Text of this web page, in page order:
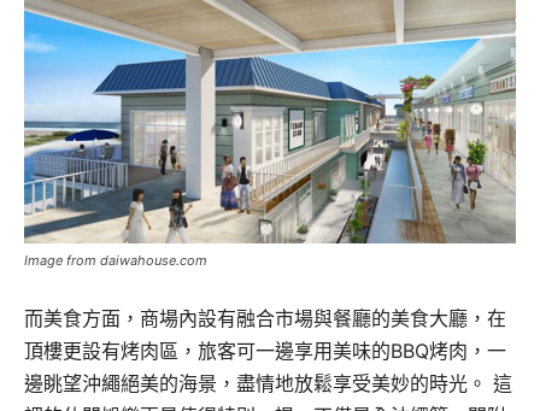
Image from daiwahouse.com
而美食方面，商場內設有融合市場與餐廳的美食大廳，在
頂樓更設有烤肉區，旅客可一邊享用美味的BBQ烤肉，一
邊眺望沖繩絕美的海景，盡情地放鬆享受美妙的時光。 這